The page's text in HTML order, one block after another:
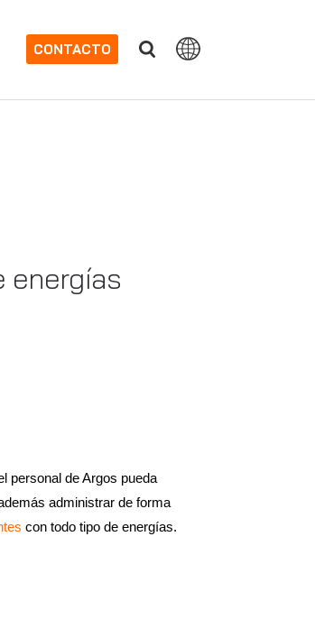
CONTACTO
personal de Argos pueda
administrar de forma
con todo tipo de energías.